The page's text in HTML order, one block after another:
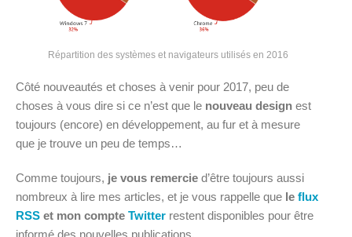
Répartition des systèmes et navigateurs utilisés en 2016
Côté nouveautés et choses à venir pour 2017, peu de
choses à vous dire si ce n’est que le nouveau design est
toujours (encore) en développement, au fur et à mesure
que je trouve un peu de temps…
Comme toujours, je vous remercie d’être toujours aussi
nombreux à lire mes articles, et je vous rappelle que le flux
RSS et mon compte Twitter restent disponibles pour être
informé des nouvelles publications.